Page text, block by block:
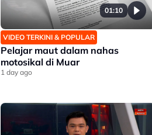
01:10
VIDEO TERKINI & POPULAR
Pelajar maut dalam nahas
motosikal di Muar
1 day ago